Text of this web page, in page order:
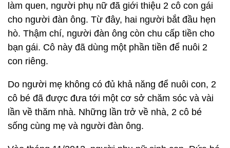
làm quen, người phụ nữ đã giới thiệu 2 cô con gái
cho người đàn ông. Từ đây, hai người bắt đầu hẹn
hò. Thậm chí, người đàn ông còn chu cấp tiền cho
bạn gái. Cô này đã dùng một phần tiền để nuôi 2
con riêng.
Do người mẹ không có đủ khả năng để nuôi con, 2
cô bé đã được đưa tới một cơ sở chăm sóc và vài
lần về thăm nhà. Những lần trở về nhà, 2 cô bé
sống cùng mẹ và người đàn ông.